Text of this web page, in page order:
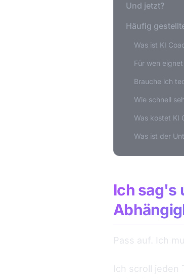
Und jetzt?
Häufig
Was ist KI
Für wen
Brauche ich
Wie schnell
Was kostet KI
Was ist der
Ich sag's
Pass auf. Ich
Ich scroll jeden